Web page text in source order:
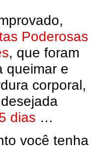
Poderosas
, que foram
queimar e
corporal,
dias …
você tenha